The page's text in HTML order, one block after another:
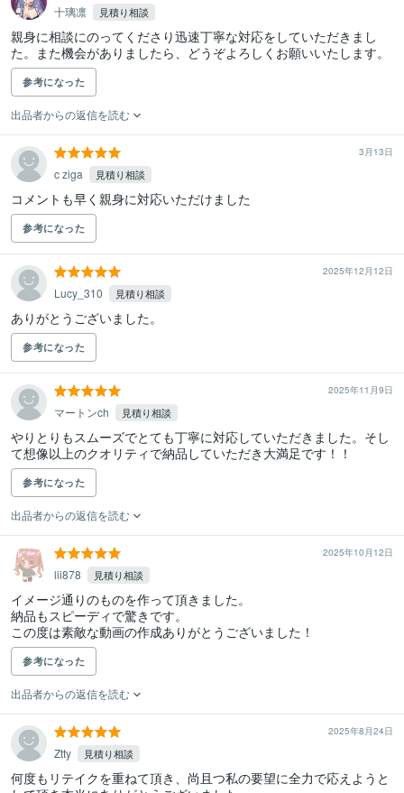
十璃凛 見積り相談
親身に相談にのってくださり迅速丁寧な対応をしていただきまし
た。また機会がありましたら、どうぞよろしくお願いいたします。
参考になった
出品者からの返信を読む
3月13日
c ziga 見積り相談
コメントも早く親身に対応いただけました
参考になった
2025年12月12日
Lucy_310 見積り相談
ありがとうございました。
参考になった
2025年11月9日
マートンch 見積り相談
やりとりもスムーズでとても丁寧に対応していただきました。そし
て想像以上のクオリティで納品していただき大満足です！！
参考になった
出品者からの返信を読む
2025年10月12日
lii878 見積り相談
イメージ通りのものを作って頂きました。
納品もスピーディで驚きです。
この度は素敵な動画の作成ありがとうございました！
参考になった
出品者からの返信を読む
2025年8月24日
Ztty 見積り相談
何度もリテイクを重ねて頂き、尚且つ私の要望に全力で応えようと